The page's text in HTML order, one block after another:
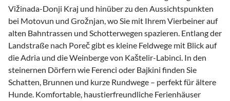
Vižinada-Donji Kraj und hinüber zu den Aussichtspunkten
bei Motovun und Grožnjan, wo Sie mit Ihrem Vierbeiner auf
alten Bahntrassen und Schotterwegen spazieren. Entlang der
Landstraße nach Poreč gibt es kleine Feldwege mit Blick auf
die Adria und die Weinberge von Kaštelir-Labinci. In den
steinernen Dörfern wie Ferenci oder Bajkini finden Sie
Schatten, Brunnen und kurze Rundwege – perfekt für ältere
Hunde. Komfortable, haustierfreundliche Ferienhäuser